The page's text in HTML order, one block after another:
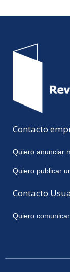
Contacto
Quiero anunciar
Quiero publicar
Contacto
Quiero